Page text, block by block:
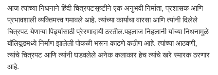
आज त्यांच्या निधनाने हिंदी चित्रपटसृष्टीने एक अनुभवी निर्माता, प्रशासक आणि
प्रभावशाली व्यक्तिमत्त्व गमावले आहे. त्यांच्या कार्याचा वारसा आणि त्यांनी दिलेले
चित्रपट येणाऱ्या पिढ्यांसाठी प्रेरणादायी ठरतील.पहलाज निहलानी यांच्या निधनामुळे
बॉलिवूडमध्ये निर्माण झालेली पोकळी भरून काढणे कठीण आहे. त्यांच्या आठवणी,
त्यांचे चित्रपट आणि त्यांनी घडवलेले अनेक कलाकार हेच त्यांचे खरे स्मारक ठरणार
आहे.